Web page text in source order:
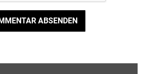
ABSENDEN